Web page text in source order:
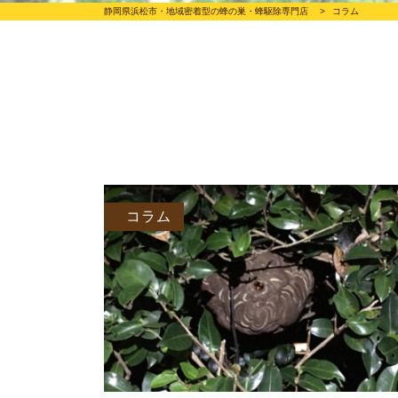
静岡県浜松市・地域密着型の蜂の巣・蜂駆除専門店 > コラム
コラム